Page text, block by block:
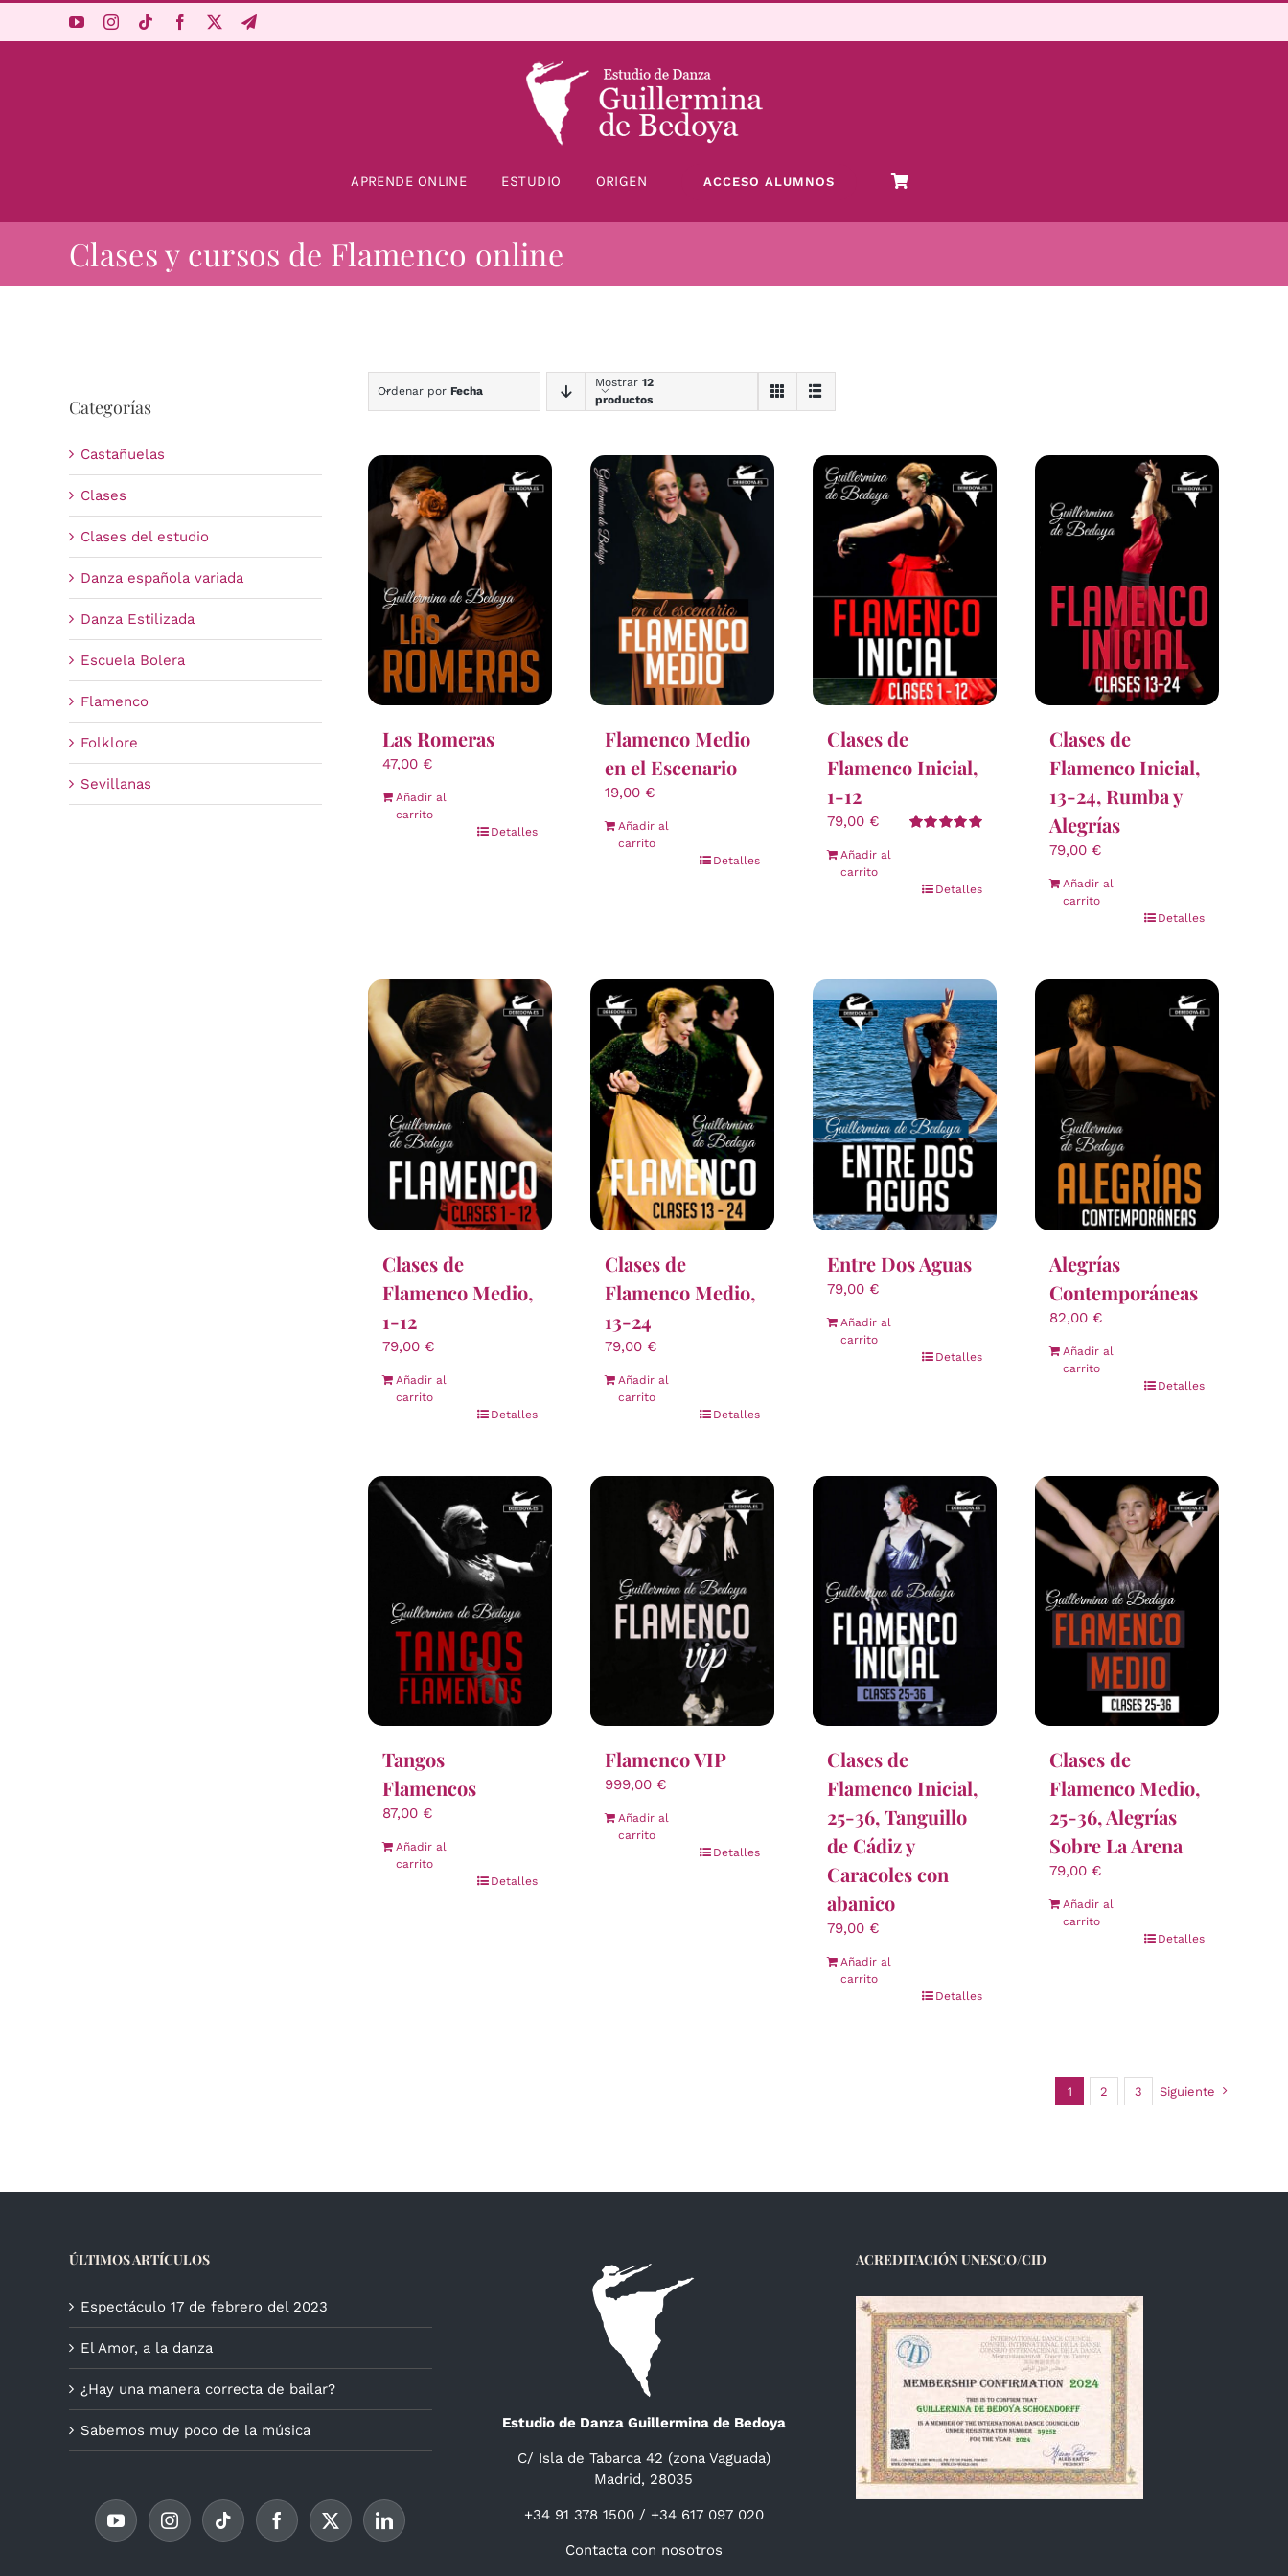
APRENDE ONLINE ESTUDIO ORIGEN ACCESO ALUMNOS
Clases y cursos de Flamenco online
Categorías
Castañuelas
Clases
Clases del estudio
Danza española variada
Danza Estilizada
Escuela Bolera
Flamenco
Folklore
Sevillanas
Ordenar por Fecha
Mostrar 12
productos
Las Romeras
47,00 €
Añadir al
carrito
Detalles
Flamenco Medio
en el Escenario
19,00 €
Añadir al
carrito
Detalles
Clases de
Flamenco Inicial,
1-12
79,00 €
Añadir al
carrito
Detalles
Clases de
Flamenco Inicial,
13-24, Rumba y
Alegrías
79,00 €
Añadir al
carrito
Detalles
Clases de
Flamenco Medio,
1-12
79,00 €
Añadir al
carrito
Detalles
Clases de
Flamenco Medio,
13-24
79,00 €
Añadir al
carrito
Detalles
Entre Dos Aguas
79,00 €
Añadir al
carrito
Detalles
Alegrías
Contemporáneas
82,00 €
Añadir al
carrito
Detalles
Tangos
Flamencos
87,00 €
Añadir al
carrito
Detalles
Flamenco VIP
999,00 €
Añadir al
carrito
Detalles
Clases de
Flamenco Inicial,
25-36, Tanguillo
de Cádiz y
Caracoles con
abanico
79,00 €
Añadir al
carrito
Detalles
Clases de
Flamenco Medio,
25-36, Alegrías
Sobre La Arena
79,00 €
Añadir al
carrito
Detalles
1 2 3 Siguiente
ÚLTIMOS ARTÍCULOS
Espectáculo 17 de febrero del 2023
El Amor, a la danza
¿Hay una manera correcta de bailar?
Sabemos muy poco de la música Estudio de Danza Guillermina de Bedoya
C/ Isla de Tabarca 42 (zona Vaguada)
Madrid, 28035
+34 91 378 1500 / +34 617 097 020
Contacta con nosotros
ACREDITACIÓN UNESCO/CID